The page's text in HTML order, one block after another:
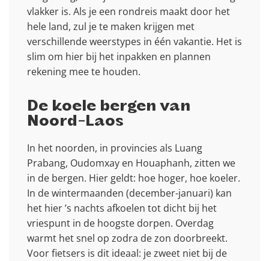
vlakker is. Als je een rondreis maakt door het
hele land, zul je te maken krijgen met
verschillende weerstypes in één vakantie. Het is
slim om hier bij het inpakken en plannen
rekening mee te houden.
De koele bergen van
Noord-Laos
In het noorden, in provincies als Luang
Prabang, Oudomxay en Houaphanh, zitten we
in de bergen. Hier geldt: hoe hoger, hoe koeler.
In de wintermaanden (december-januari) kan
het hier ’s nachts afkoelen tot dicht bij het
vriespunt in de hoogste dorpen. Overdag
warmt het snel op zodra de zon doorbreekt.
Voor fietsers is dit ideaal: je zweet niet bij de